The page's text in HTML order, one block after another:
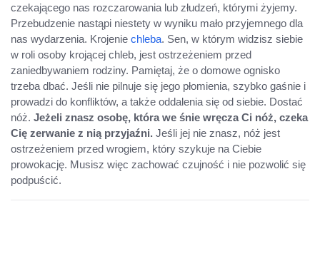
czekającego nas rozczarowania lub złudzeń, którymi żyjemy.
Przebudzenie nastąpi niestety w wyniku mało przyjemnego dla
nas wydarzenia. Krojenie chleba. Sen, w którym widzisz siebie
w roli osoby krojącej chleb, jest ostrzeżeniem przed
zaniedbywaniem rodziny. Pamiętaj, że o domowe ognisko
trzeba dbać. Jeśli nie pilnuje się jego płomienia, szybko gaśnie i
prowadzi do konfliktów, a także oddalenia się od siebie. Dostać
nóż. Jeżeli znasz osobę, która we śnie wręcza Ci nóż, czeka
Cię zerwanie z nią przyjaźni. Jeśli jej nie znasz, nóż jest
ostrzeżeniem przed wrogiem, który szykuje na Ciebie
prowokację. Musisz więc zachować czujność i nie pozwolić się
podpuścić.